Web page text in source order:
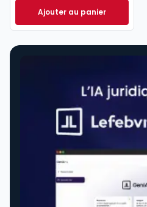
Ajouter au panierMémentis Comité